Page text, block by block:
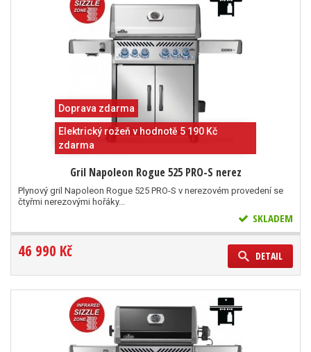
Doprava zdarma
Elektrický rožeň v hodnotě 5 190 Kč
zdarma
Gril Napoleon Rogue 525 PRO-S nerez
Plynový gril Napoleon Rogue 525 PRO-S v nerezovém provedení se
čtyřmi nerezovými hořáky...
SKLADEM
46 990 Kč DETAIL